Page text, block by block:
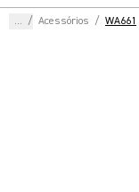
... / Acessórios / WA661